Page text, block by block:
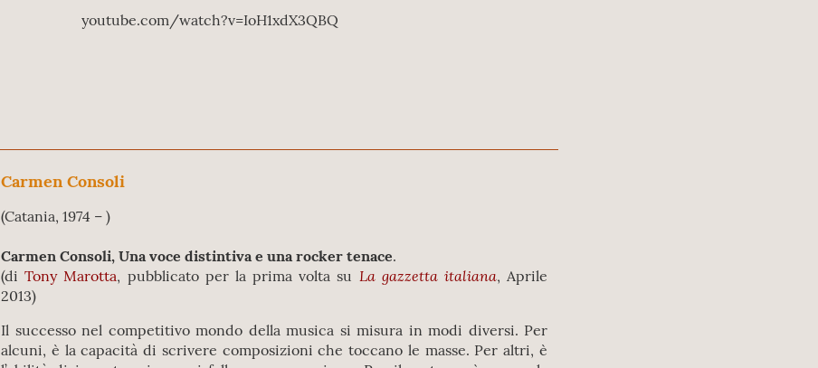
youtube.com/watch?v=IoH1xdX3QBQ
Carmen Consoli
(Catania, 1974 – )
Carmen Consoli, Una voce distintiva e una rocker tenace.
(diTony Marotta, pubblicato per la prima volta su La gazzetta italiana, Aprile
2013)
Il successo nel competitivo mondo della musica si misura in modi diversi. Per
alcuni, è la capacità di scrivere composizioni che toccano le masse. Per altri, è